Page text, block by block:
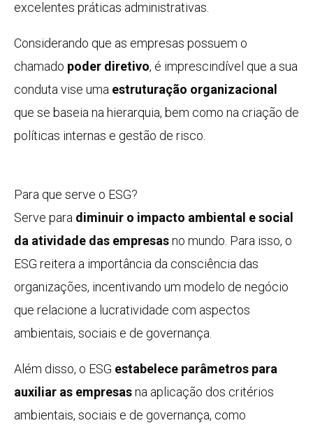
excelentes práticas administrativas.
Considerando que as empresas possuem o
chamado poder diretivo, é imprescindível que a sua
conduta vise uma estruturação organizacional
que se baseia na hierarquia, bem como na criação de
políticas internas e gestão de risco.
Para que serve o ESG?
Serve para diminuir o impacto ambiental e social
da atividade das empresasno mundo. Para isso, o
ESG reitera a importância da consciência das
organizações, incentivando um modelo de negócio
que relacione a lucratividade com aspectos
ambientais, sociais e de governança.
Além disso, o ESG estabelece parâmetros para
auxiliar as empresasna aplicação dos critérios
ambientais, sociais e de governança, como